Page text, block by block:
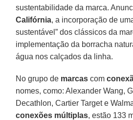
sustentabilidade da marca.
Califórnia, a incorporação de
sustentável” dos clássicos da
implementação da borracha
água nos calçados da linha.
No grupo de marcas com
nomes, como: Alexander Wang,
Decathlon, Cartier Target e
conexões múltiplas, estão 133